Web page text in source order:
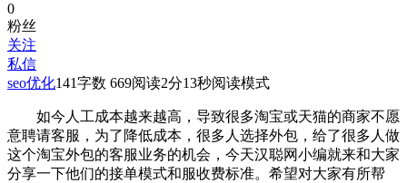
0
粉丝
关注
私信
seo优化141字数 669阅读2分13秒阅读模式
如今人工成本越来越高，导致很多淘宝或天猫的商家不愿
意聘请客服，为了降低成本，很多人选择外包，给了很多人做
这个淘宝外包的客服业务的机会，今天汉聪网小编就来和大家
分享一下他们的接单模式和服收费标准。希望对大家有所帮